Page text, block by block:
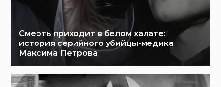
Смерть приходит в белом халате:
история серийного убийцы-медика
Максима Петрова